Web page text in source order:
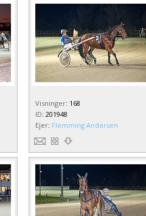
Visninger: 168
ID: 201948
Ejer: Flemming Andersen